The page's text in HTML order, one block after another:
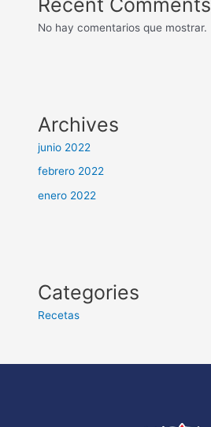
No hay comentarios que mostrar.
Archives
junio 2022
febrero 2022
enero 2022
Categories
Recetas